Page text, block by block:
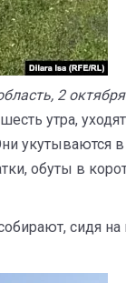
2 октября
утра,
обуты в
сидя